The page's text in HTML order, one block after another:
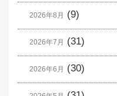
2026年8月 (9)
2026年7月 (31)
2026年6月 (30)